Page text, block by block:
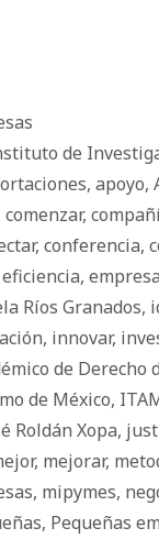
de
, apoyo,
comenzar,
, conferencia,
eficiencia,
Ríos Granados,
, innovar,
de Derecho
de México,
Roldán Xopa,
, mejorar,
, mipymes,
, Pequeñas